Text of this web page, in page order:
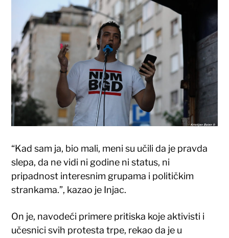
“Kad sam ja, bio mali, meni su učili da je pravda
slepa, da ne vidi ni godine ni status, ni
pripadnost interesnim grupama i političkim
strankama.”, kazao je Injac.
On je, navodeći primere pritiska koje aktivisti i
učesnici svih protesta trpe, rekao da je u